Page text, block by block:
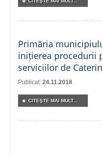
Primăria
inițierea procedurii
serviciilor de
Publicat: 24.11.2018
CITEŞTE MAI MULT...